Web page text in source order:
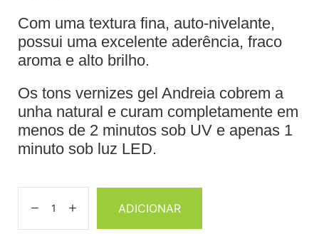
Com uma textura fina, auto-nivelante,
possui uma excelente aderência, fraco
aroma e alto brilho.
Os tons vernizes gel Andreia cobrem a
unha natural e curam completamente em
menos de 2 minutos sob UV e apenas 1
minuto sob luz LED.
ADICIONAR